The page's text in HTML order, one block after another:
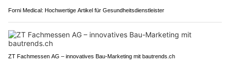
Forni Medical: Hochwertige Artikel für Gesundheitsdienstleister
ZT Fachmessen AG – innovatives Bau-Marketing mit bautrends.ch